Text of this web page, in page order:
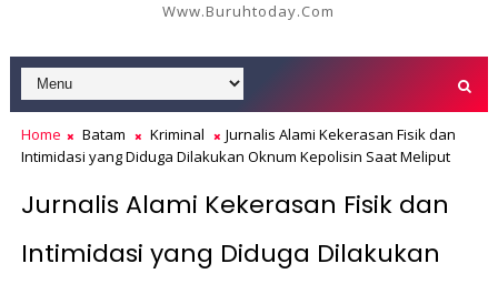
Www.buruhtoday.com
Home Batam Kriminal
Jurnalis Alami Kekerasan Fisik dan
Intimidasi yang Diduga Dilakukan Oknum Kepolisin Saat Meliput
Jurnalis Alami Kekerasan Fisik dan
Intimidasi yang Diduga Dilakukan